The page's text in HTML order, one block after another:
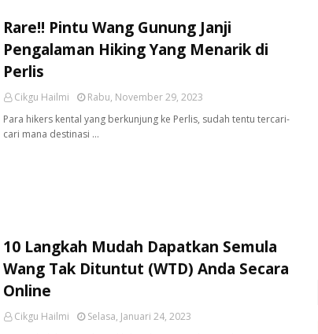
Rare!! Pintu Wang Gunung Janji
Pengalaman Hiking Yang Menarik di
Perlis
Cikgu Hailmi
Rabu, November 29, 2023
Para hikers kental yang berkunjung ke Perlis, sudah tentu tercari-
cari mana destinasi …
10 Langkah Mudah Dapatkan Semula
Wang Tak Dituntut (WTD) Anda Secara
Online
Cikgu Hailmi
Selasa, Januari 24, 2023